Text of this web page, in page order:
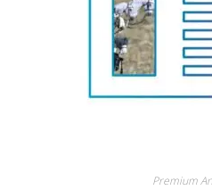
Premium